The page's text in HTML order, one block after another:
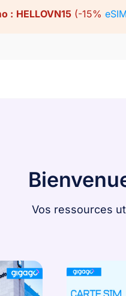
: HELLOVN15(-15%
Vos ressources